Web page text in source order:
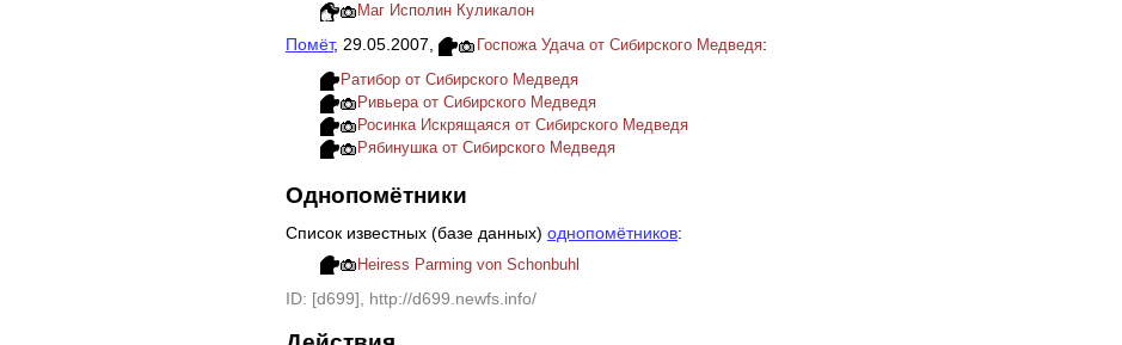
Маг Исполин Куликалон
Помёт, 29.05.2007, Госпожа Удача от Сибирского Медведя:
Ратибор от Сибирского Медведя
Ривьера от Сибирского Медведя
Росинка Искрящаяся от Сибирского Медведя
Рябинушка от Сибирского Медведя
Однопомётники
Список известных (базе данных) однопомётников:
Heiress Parming von Schonbuhl
ID: [d699], http://d699.newfs.info/